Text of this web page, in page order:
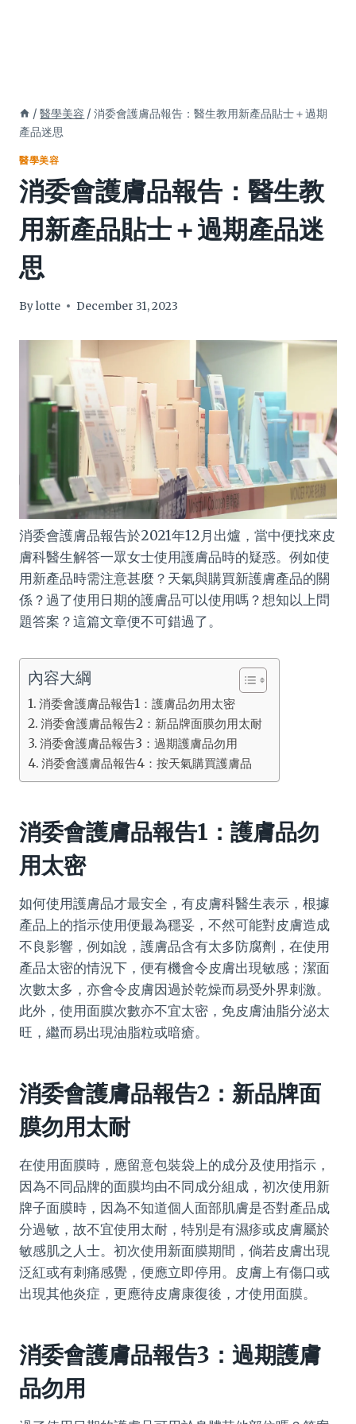
/ 醫學美容 / 消委會護膚品報告：醫生教用新產品貼士＋過期
產品迷思
醫學美容
消委會護膚品報告：醫生教
用新產品貼士＋過期產品迷
思
Bylotte December 31, 2023
消委會護膚品報告於2021年12月出爐，當中便找來皮
膚科醫生解答一眾女士使用護膚品時的疑惑。例如使
用新產品時需注意甚麼？天氣與購買新護膚產品的關
係？過了使用日期的護膚品可以使用嗎？想知以上問
題答案？這篇文章便不可錯過了。
內容大綱
消委會護膚品報告1：護膚品勿用太密
消委會護膚品報告2：新品牌面膜勿用太耐
消委會護膚品報告3：過期護膚品勿用
消委會護膚品報告4：按天氣購買護膚品
消委會護膚品報告1：護膚品勿
用太密
如何使用護膚品才最安全，有皮膚科醫生表示，根據
產品上的指示使用便最為穩妥，不然可能對皮膚造成
不良影響，例如說，護膚品含有太多防腐劑，在使用
產品太密的情況下，便有機會令皮膚出現敏感；潔面
次數太多，亦會令皮膚因過於乾燥而易受外界刺激。
此外，使用面膜次數亦不宜太密，免皮膚油脂分泌太
旺，繼而易出現油脂粒或暗瘡。
消委會護膚品報告2：新品牌面
膜勿用太耐
在使用面膜時，應留意包裝袋上的成分及使用指示，
因為不同品牌的面膜均由不同成分組成，初次使用新
牌子面膜時，因為不知道個人面部肌膚是否對產品成
分過敏，故不宜使用太耐，特別是有濕疹或皮膚屬於
敏感肌之人士。初次使用新面膜期間，倘若皮膚出現
泛紅或有刺痛感覺，便應立即停用。皮膚上有傷口或
出現其他炎症，更應待皮膚康復後，才使用面膜。
消委會護膚品報告3：過期護膚
品勿用